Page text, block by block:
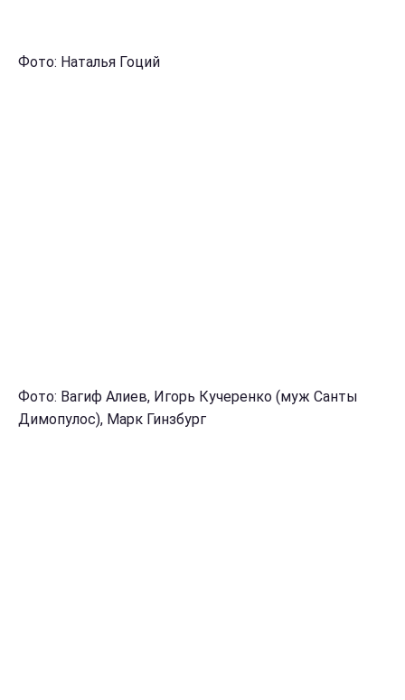
Фото: Наталья Гоций
Фото: Вагиф Алиев, Игорь Кучеренко (муж Санты
Димопулос), Марк Гинзбург